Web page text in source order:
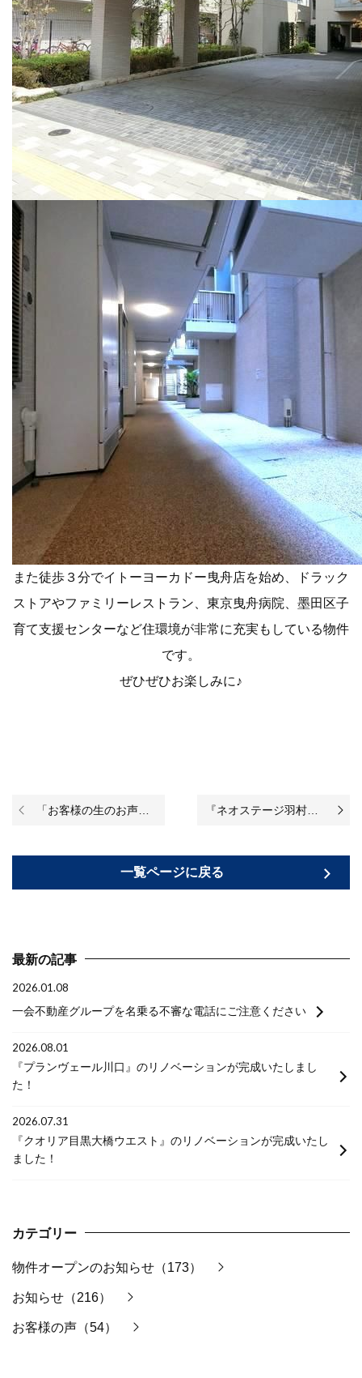
また徒歩３分でイトーヨーカドー曳舟店を始め、ドラック
ストアやファミリーレストラン、東京曳舟病院、墨田区子
育て支援センターなど住環境が非常に充実もしている物件
です。
ぜひぜひお楽しみに♪
「お客様の生のお声！／アクエスふじみ野パークサイドヴィスタ『気になる事はなんでも担当営業さんに聞ける』安心感がありました＊」を掲載致しました！（お客様からの評判・口コミ）
一覧ページに戻る
『ネオステージ羽村公園通り 5階』のリノベーションが始まりました♪
最新の記事
2026.01.08
一会不動産グループを名乗る不審な電話にご注意ください
2026.08.01
『プランヴェール川口』のリノベーションが完成いたしまし
た！
2026.07.31
『クオリア目黒大橋ウエスト』のリノベーションが完成いたし
ました！
カテゴリー
物件オープンのお知らせ（173）
お知らせ（216）
お客様の声（54）